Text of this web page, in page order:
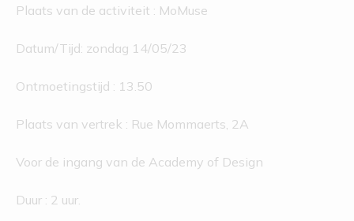
Plaats van de activiteit : MoMuse
Datum/Tijd: zondag 14/05/23
Ontmoetingstijd : 13.50
Plaats van vertrek : Rue Mommaerts, 2A
Voor de ingang van de Academy of Design
Duur : 2 uur.